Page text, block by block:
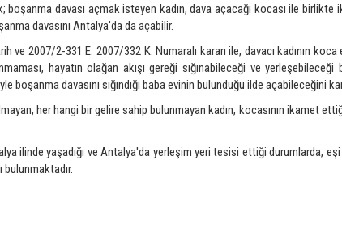
boşanma davası açmak isteyen kadın, dava açacağı kocası ile
davasını Antalya'da da açabilir.
ve 2007/2-331 E. 2007/332 K. Numaralı kararı ile, davacı kadının
hayatın olağan akışı gereği sığınabileceği ve
davasını sığındığı baba evinin bulunduğu ilde açabileceğini
her hangi bir gelire sahip bulunmayan kadın, kocasının ikamet
ilinde yaşadığı ve Antalya'da yerleşim yeri tesisi ettiği durumlarda,
bulunmaktadır.